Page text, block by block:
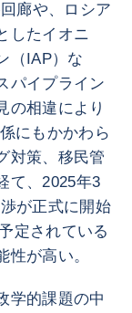
廊や、ロシア
したイオニ
（IAP）な
パイプライン
の相違により
にもかかわら
対策、移民管
て、2025年3
が正式に開始
定されている
が高い。
学的課題の中